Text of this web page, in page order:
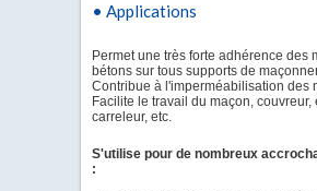
• Applications
Permet une très forte adhérence des
bétons sur tous supports de
Contribue à l'imperméabilisation des
Facilite le travail du maçon, couvreur,
carreleur, etc.
S'utilise pour de nombreux
: